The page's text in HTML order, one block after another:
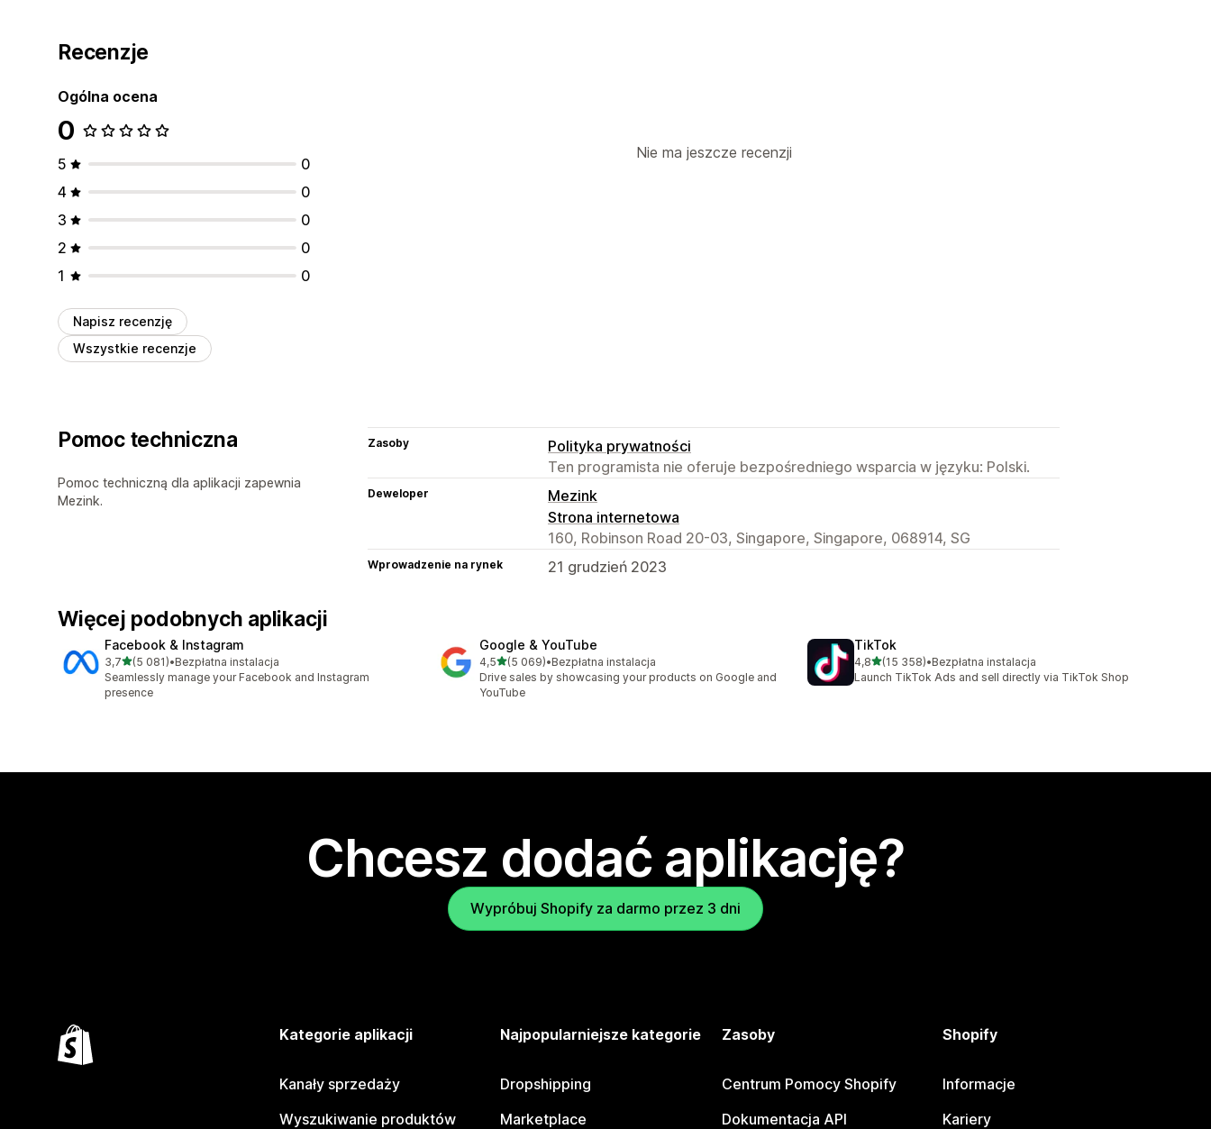
Recenzje
Ogólna ocena
0
5
0
4
0
3
0
2
0
1
0
Napisz recenzję
Wszystkie recenzje
Nie ma jeszcze recenzji
Pomoc techniczna
Pomoc techniczną dla aplikacji zapewnia
Mezink.
Zasoby
Polityka prywatności
Ten programista nie oferuje bezpośredniego wsparcia w języku: Polski.
Deweloper
Mezink
Strona internetowa
160, Robinson Road 20-03, Singapore, Singapore, 068914, SG
Wprowadzenie na rynek 21 grudzień 2023
Więcej podobnych aplikacji
Facebook & Instagram
3,7na 5 gwiazdek
(5 081)
Łączna liczba recenzji: 5081
•Bezpłatna instalacja
Seamlessly manage your Facebook and Instagram
presence
Google & YouTube
4,5na 5 gwiazdek
(5 069)
Łączna liczba recenzji: 5069
•Bezpłatna instalacja
Drive sales by showcasing your products on Google and
YouTube
TikTok
4,8na 5 gwiazdek
(15 358)
Łączna liczba recenzji: 15358
•Bezpłatna instalacja
Launch TikTok Ads and sell directly via TikTok Shop
Chcesz dodać aplikację?
Wypróbuj Shopify za darmo przez 3 dni
Kategorie aplikacji
Kanały sprzedaży
Wyszukiwanie produktów
Najpopularniejsze kategorie
Dropshipping
Marketplace
Zasoby
Centrum Pomocy Shopify
Dokumentacja API
Shopify
Informacje
Kariery